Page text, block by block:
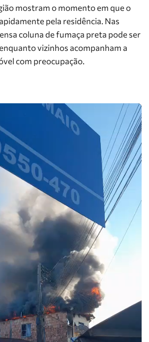
mostram o momento em que o
pela residência. Nas
coluna de fumaça preta pode ser
vizinhos acompanham a
com preocupação.